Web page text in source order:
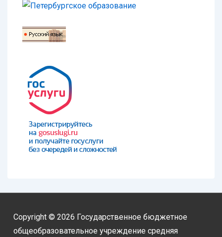
Copyright © 2026 Государственное бюджетное
общеобразовательное учреждение средняя